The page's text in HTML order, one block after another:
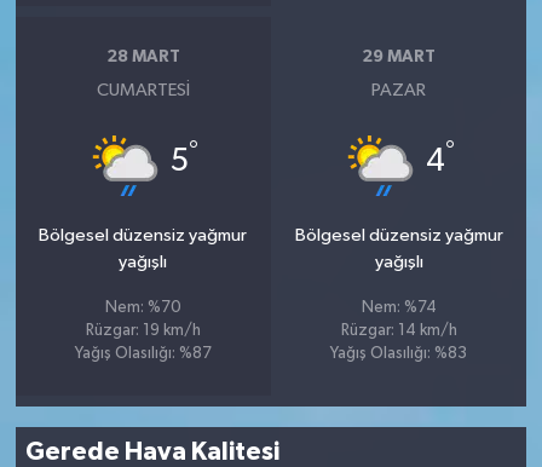
28 MART
CUMARTESI
5°
Bölgesel düzensiz yağmur
yağışlı
Nem: %70
Rüzgar: 19 km/h
Yağış Olasılığı: %87
29 MART
PAZAR
4°
Bölgesel düzensiz yağmur
yağışlı
Nem: %74
Rüzgar: 14 km/h
Yağış Olasılığı: %83
Gerede Hava Kalitesi